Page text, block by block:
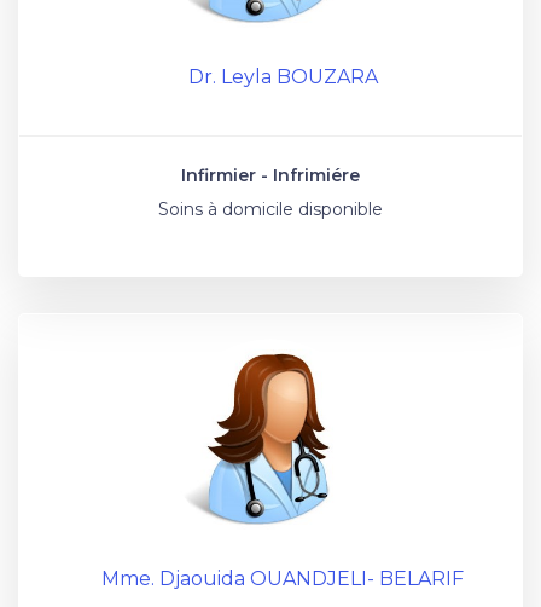
Dr. Leyla BOUZARA
Infirmier - Infrimiére
Soins à domicile disponible
Mme. Djaouida OUANDJELI- BELARIF